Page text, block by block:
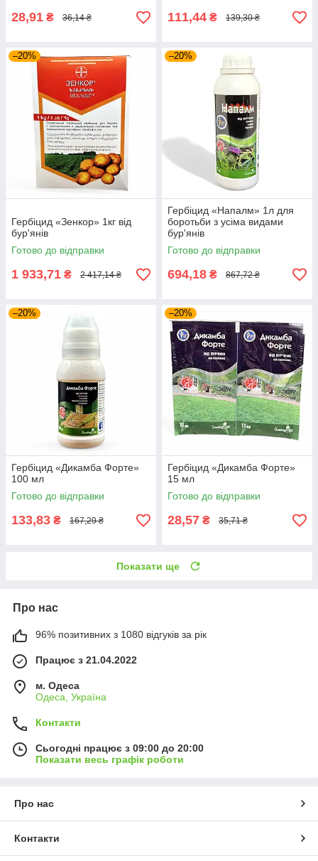
28,91 ₴ 36,14 ₴ 111,44 ₴ 139,30 ₴
–20%
Гербіцид «Зенкор» 1кг від
бур'янів
Готово до відправки
1 933,71 ₴ 2 417,14 ₴
–20%
Гербіцид «Напалм» 1л для
боротьби з усіма видами
бур'янів
Готово до відправки
694,18 ₴ 867,72 ₴
–20%
Гербіцид «Дикамба Форте»
100 мл
Готово до відправки
133,83 ₴ 167,29 ₴
–20%
Гербіцид «Дикамба Форте»
15 мл
Готово до відправки
28,57 ₴ 35,71 ₴
Показати ще
Про нас
96% позитивних з 1080 відгуків за рік
Працює з 21.04.2022
м. Одеса
Одеса, Україна
Контакти
Сьогодні працює з 09:00 до 20:00
Показати весь графік роботи
Про нас
Контакти